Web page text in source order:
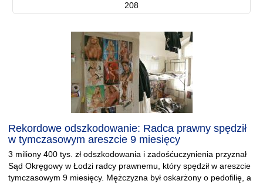
208
Rekordowe odszkodowanie: Radca prawny spędził
w tymczasowym areszcie 9 miesięcy
3 miliony 400 tys. zł odszkodowania i zadośćuczynienia przyznał
Sąd Okręgowy w Łodzi radcy prawnemu, który spędził w areszcie
tymczasowym 9 miesięcy. Mężczyzna był oskarżony o pedofilię, a